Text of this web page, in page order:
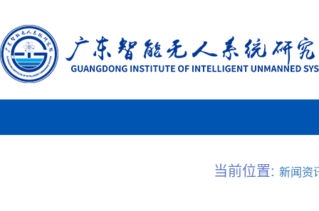
当前位置: 新闻资